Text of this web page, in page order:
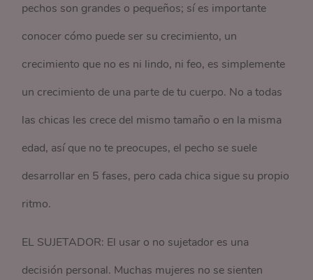
pechos son grandes o pequeños; sí es importante
conocer cómo puede ser su crecimiento, un
crecimiento que no es ni lindo, ni feo, es simplemente
un crecimiento de una parte de tu cuerpo. No a todas
las chicas les crece del mismo tamaño o en la misma
edad, así que no te preocupes, el pecho se suele
desarrollar en 5 fases, pero cada chica sigue su propio
ritmo.
EL SUJETADOR: El usar o no sujetador es una
decisión personal. Muchas mujeres no se sienten